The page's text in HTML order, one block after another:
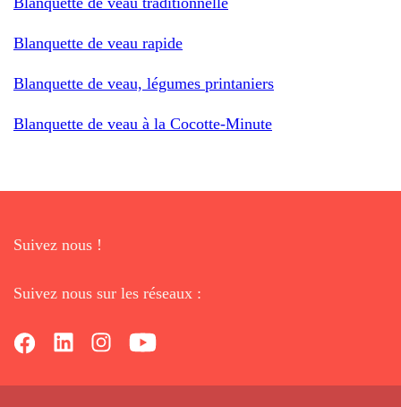
Blanquette de veau rapide
Blanquette de veau, légumes printaniers
Blanquette de veau à la Cocotte-Minute
Suivez nous !
Suivez nous sur les réseaux :